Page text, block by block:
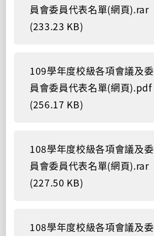
員會委員代表名單(網頁).rar
(233.23 KB)
109學年度校級各項會議及委
員會委員代表名單(網頁).pdf
(256.17 KB)
108學年度校級各項會議及委
員會委員代表名單(網頁).rar
(227.50 KB)
108學年度校級各項會議及委